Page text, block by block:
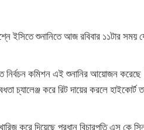
ইসিতে শুনানিতে আজ রবিবার ১১টার সময়
নির্বচন কমিশন এই শুনানির আয়োজন
চ্যালেঞ্জ করে রিট দায়ের করলে
করে দিয়েছে প্রধান বিচারপতি এস কে